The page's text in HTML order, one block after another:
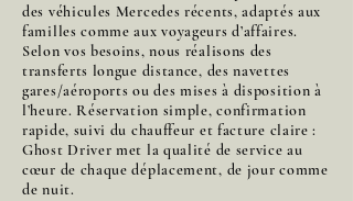
des véhicules Mercedes récents, adaptés aux
familles comme aux voyageurs d’affaires.
Selon vos besoins, nous réalisons des
transferts longue distance, des navettes
gares/aéroports ou des mises à disposition à
l’heure. Réservation simple, confirmation
rapide, suivi du chauffeur et facture claire :
Ghost Driver met la qualité de service au
cœur de chaque déplacement, de jour comme
de nuit.